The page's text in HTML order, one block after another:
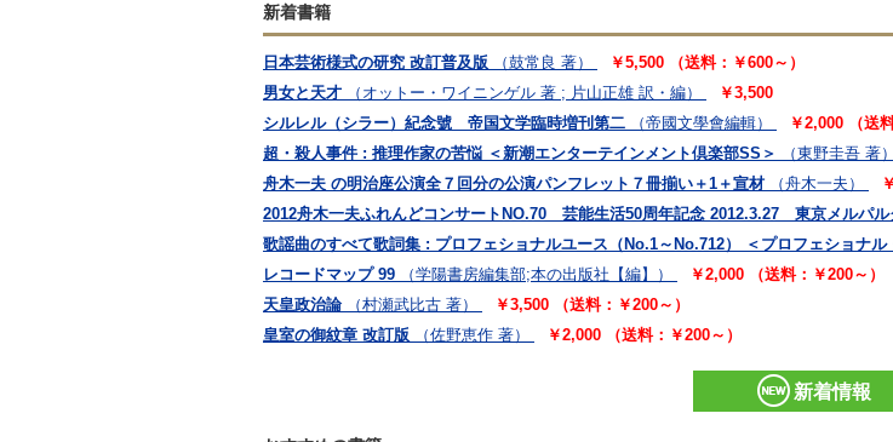
新着書籍
日本芸術様式の研究 改訂普及版 （鼓常良 著）
￥5,500 （送料：￥600～）
男女と天才
（オットー・ワイニンゲル 著 ; 片山正雄 訳・編）
￥3,500
シルレル（シラー）紀念號 帝国文学臨時増刊第二
（帝國文學會編輯）
￥2,000 （送
超・殺人事件 : 推理作家の苦悩 ＜新潮エンターテインメント倶楽部SS＞
（東野圭吾 著）
舟木一夫 の明治座公演全７回分の公演パンフレット７冊揃い＋1＋宣材
（舟木一夫）
2012舟木一夫ふれんどコンサートNO.70 芸能生活50周年記念 2012.3.27 東京メルパ
歌謡曲のすべて歌詞集 : プロフェショナルユース（No.1～No.712） ＜プロフェショナル
レコードマップ 99
（学陽書房編集部;本の出版社【編】）
￥2,000 （送料：￥200～）
天皇政治論
（村瀬武比古 著）
￥3,500 （送料：￥200～）
皇室の御紋章 改訂版
（佐野恵作 著） ￥2,000 （送料：￥200～）
新着情報